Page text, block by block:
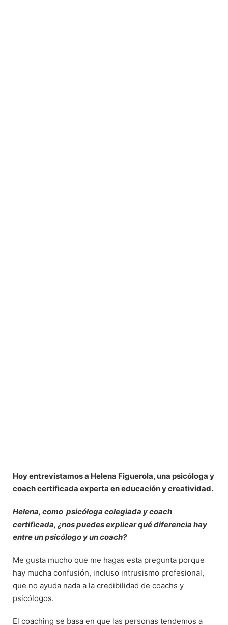
Hoy entrevistamos a Helena Figuerola, una psicóloga y
coach certificada experta en educación y creatividad.
Helena, como psicóloga colegiada y coach
certificada, ¿nos puedes explicar qué diferencia hay
entre un psicólogo y un coach?
Me gusta mucho que me hagas esta pregunta porque
hay mucha confusión, incluso intrusismo profesional,
que no ayuda nada a la credibilidad de coachs y
psicólogos.
El coaching se basa en que las personas tendemos a